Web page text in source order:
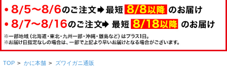
TOP > かに本舗 > ズワイガニ通販